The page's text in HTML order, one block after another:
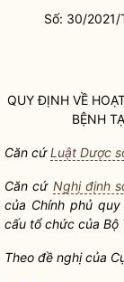
Số: 30/2021/
QUY ĐỊNH VỀ
BỆNH
Căn cứLuật Dược
Căn cứ Nghị định
của Chính phủ
cấu tổ chức của Bộ
Theo đề nghị của